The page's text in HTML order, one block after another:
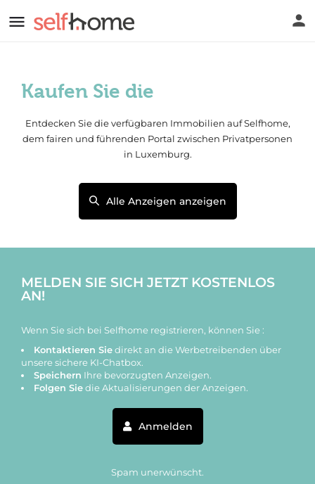
Kaufen Sie die
Entdecken Sie die verfügbaren Immobilien auf Selfhome,
dem fairen und führenden Portal zwischen Privatpersonen
in Luxemburg.
Alle Anzeigen anzeigen
MELDEN SIE SICH JETZT KOSTENLOS
AN!
Wenn Sie sich bei Selfhome registrieren, können Sie :
Kontaktieren Siedirekt an die Werbetreibenden über
unsere sichere KI-Chatbox.
Speichern Ihre bevorzugten Anzeigen.
Folgen Siedie Aktualisierungen der Anzeigen.
Anmelden
Spam unerwünscht.